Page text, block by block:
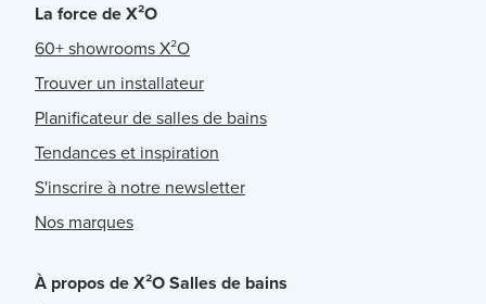
La force de X²O
60+ showrooms X²O
Trouver un installateur
Planificateur de salles de bains
Tendances et inspiration
S'inscrire à notre newsletter
Nos marques
À propos de X²O Salles de bains